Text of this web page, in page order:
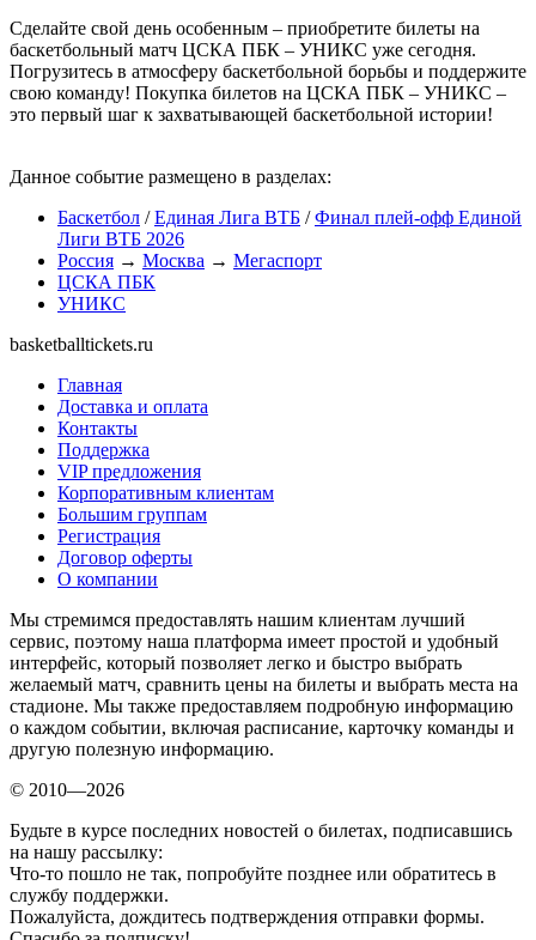
Сделайте свой день особенным – приобретите билеты на
баскетбольный матч ЦСКА ПБК – УНИКС уже сегодня.
Погрузитесь в атмосферу баскетбольной борьбы и поддержите
свою команду! Покупка билетов на ЦСКА ПБК – УНИКС –
это первый шаг к захватывающей баскетбольной истории!
Данное событие размещено в разделах:
Баскетбол /Единая Лига ВТБ /Финал плей-офф Единой
Лиги ВТБ 2026
Россия → Москва → Мегаспорт
ЦСКА ПБК
УНИКС
basketballtickets.ru
Главная
Доставка и оплата
Контакты
Поддержка
VIP предложения
Корпоративным клиентам
Большим группам
Регистрация
Договор оферты
О компании
Мы стремимся предоставлять нашим клиентам лучший
сервис, поэтому наша платформа имеет простой и удобный
интерфейс, который позволяет легко и быстро выбрать
желаемый матч, сравнить цены на билеты и выбрать места на
стадионе. Мы также предоставляем подробную информацию
о каждом событии, включая расписание, карточку команды и
другую полезную информацию.
© 2010—2026
Будьте в курсе последних новостей о билетах, подписавшись
на нашу рассылку:
Что-то пошло не так, попробуйте позднее или обратитесь в
службу поддержки.
Пожалуйста, дождитесь подтверждения отправки формы.